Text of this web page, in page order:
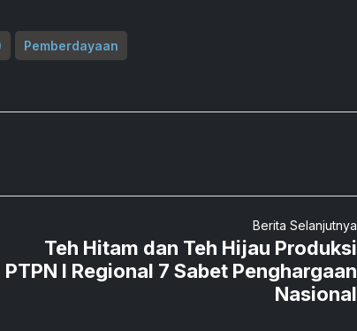
Pemberdayaan
Berita Selanjutnya
Teh Hitam dan Teh Hijau Produksi
PTPN I Regional 7 Sabet Penghargaan
Nasional